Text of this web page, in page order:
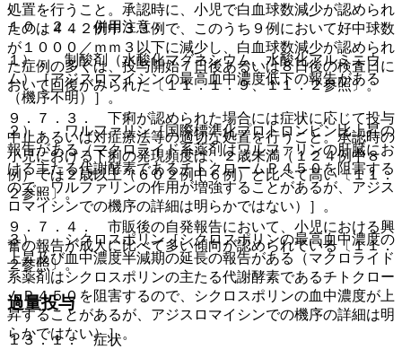
処置を行うこと。承認時に、小児で白血球数減少が認められ
たのは４４２例中３３例で、このうち９例において好中球数
が１０００／ｍｍ３以下に減少し、白血球数減少が認められ
た症例の多くは、投与開始７日後あるいは８日後の検査日に
おいて回復がみられた〔１１．１．９、１１．２参照〕。
９．７．３． 下痢が認められた場合には症状に応じて投与
中止あるいは対症療法等の適切な処置を行うこと。承認時の
小児における下痢の発現頻度は、２歳未満（１２４例中８
例）では２歳以上（６０２例中６例）と比べて高い〔１１．
２参照〕。
９．７．４． 市販後の自発報告において、小児における興
奮の報告が成人に比べて多い傾向が認められている〔１１．
２参照〕。
過量投与
１３．１． 症状
１０．２． 併用注意：
１）． 制酸剤（水酸化マグネシウム、水酸化アルミニウ
ム）［アジスロマイシンの最高血中濃度低下の報告がある
（機序不明）］。
２）． ワルファリン［国際標準化プロトロンビン比上昇の
報告がある（マクロライド系薬剤はワルファリンの肝臓にお
ける主たる代謝酵素であるチトクロームＰ４５０を阻害する
ので、ワルファリンの作用が増強することがあるが、アジス
ロマイシンでの機序の詳細は明らかではない）］。
３）． シクロスポリン［シクロスポリンの最高血中濃度の
上昇及び血中濃度半減期の延長の報告がある（マクロライド
系薬剤はシクロスポリンの主たる代謝酵素であるチトクロー
ムＰ４５０を阻害するので、シクロスポリンの血中濃度が上
昇することがあるが、アジスロマイシンでの機序の詳細は明
らかではない）］。